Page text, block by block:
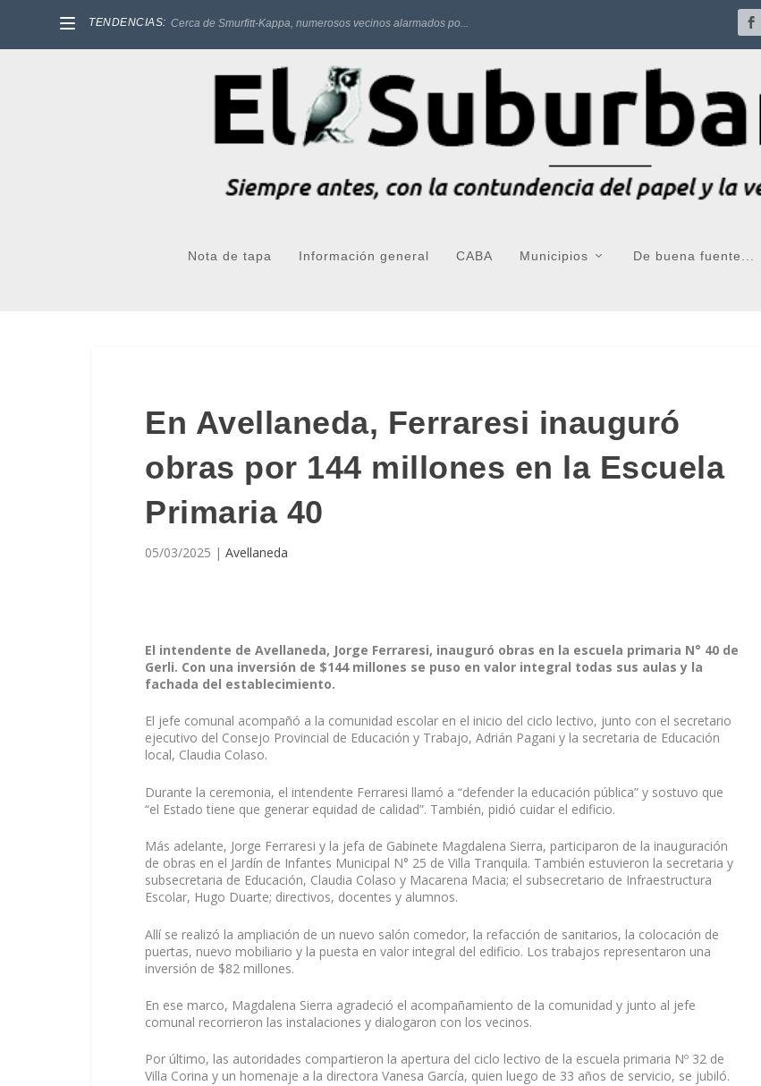
TENDENCIAS: Cerca de Smurfitt-Kappa, numerosos vecinos alarmados po...
Nota de tapa Información general CABA Municipios De buena fuente...
En Avellaneda, Ferraresi inauguró
obras por 144 millones en la Escuela
Primaria 40
05/03/2025 | Avellaneda
El intendente de Avellaneda, Jorge Ferraresi, inauguró obras en la escuela primaria N° 40 de
Gerli. Con una inversión de $144 millones se puso en valor integral todas sus aulas y la
fachada del establecimiento.
El jefe comunal acompañó a la comunidad escolar en el inicio del ciclo lectivo, junto con el secretario
ejecutivo del Consejo Provincial de Educación y Trabajo, Adrián Pagani y la secretaria de Educación
local, Claudia Colaso.
Durante la ceremonia, el intendente Ferraresi llamó a “defender la educación pública” y sostuvo que
“el Estado tiene que generar equidad de calidad”. También, pidió cuidar el edificio.
Más adelante, Jorge Ferraresi y la jefa de Gabinete Magdalena Sierra, participaron de la inauguración
de obras en el Jardín de Infantes Municipal N° 25 de Villa Tranquila. También estuvieron la secretaria y
subsecretaria de Educación, Claudia Colaso y Macarena Macia; el subsecretario de Infraestructura
Escolar, Hugo Duarte; directivos, docentes y alumnos.
Allí se realizó la ampliación de un nuevo salón comedor, la refacción de sanitarios, la colocación de
puertas, nuevo mobiliario y la puesta en valor integral del edificio. Los trabajos representaron una
inversión de $82 millones.
En ese marco, Magdalena Sierra agradeció el acompañamiento de la comunidad y junto al jefe
comunal recorrieron las instalaciones y dialogaron con los vecinos.
Por último, las autoridades compartieron la apertura del ciclo lectivo de la escuela primaria Nº 32 de
Villa Corina y un homenaje a la directora Vanesa García, quien luego de 33 años de servicio, se jubiló.